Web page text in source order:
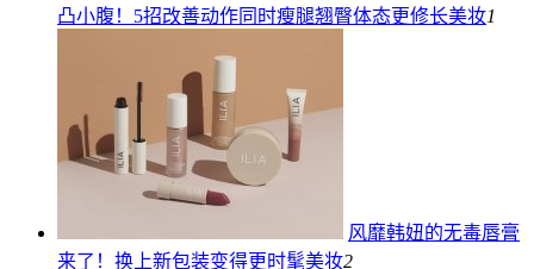
凸小腹！5招改善动作同时瘦腿翘臀体态更修长美妆1
风靡韩妞的无毒唇膏
来了！换上新包装变得更时髦美妆2